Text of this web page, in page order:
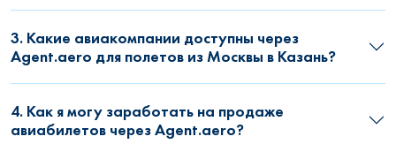
3. Какие авиакомпании доступны через
Agent.aero для полетов из Москвы в Казань?
4. Как я могу заработать на продаже
авиабилетов через Agent.aero?